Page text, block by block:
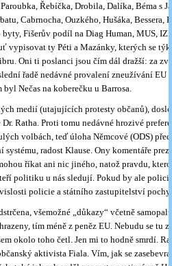
Řebíčka, Drobila, Dalíka, Béma s
Cabrnocha, Ouzkého, Hušáka, Bessera,
Fišerův podíl na Diag Human, MUS,
vypisovat ty Péti a Mazánky, kterých se
Oni ti poslanci jsou čím dál dražší: za
řadě nedávné provalení zneužívání EU
Nečas na koberečku u Barrosa.
medií (utajujících protesty občanů),
Ratha. Proti tomu nedávné hrozivé
volbách, teď úloha Němcové (ODS)
radost Klause. Ony komentáře
říkat ani nic jiného, natož pravdu,
politiku u nás sledují. Pokud by ale
policie a státního zastupitelství
všemožné „důkazy“ včetně
tím méně z peněz EU. Nebudu se tu
okolo toho četl. Jen mi to hodně smrdí.
aktivista Fiala. Vím, jak se